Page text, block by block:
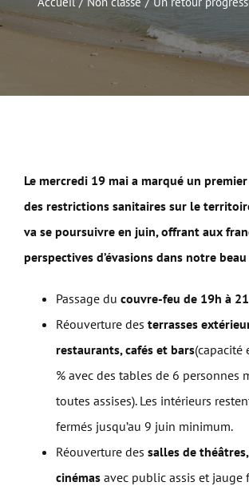
Le mercredi 19 mai a marqué un
des restrictions sanitaires sur le
va se poursuivre en juin, offrant aux
perspectives d’évasions dans notre
Passage du couvre-feu de 19h à
Réouverture des terrasses
restaurants, cafés et bars(capacité
% avec des tables de 6 personnes
toutes assises). Les intérieurs
fermés jusqu’au 9 juin minimum.
Réouverture des salles de
cinémas avec public assis et jauge